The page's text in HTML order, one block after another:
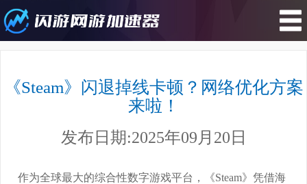
闪退掉线卡顿？网络优化方案来啦！
《Steam》闪退掉线卡顿？网络优化方案
来啦！
发布日期:2025年09月20日
作为全球最大的综合性数字游戏平台，《Steam》凭借海